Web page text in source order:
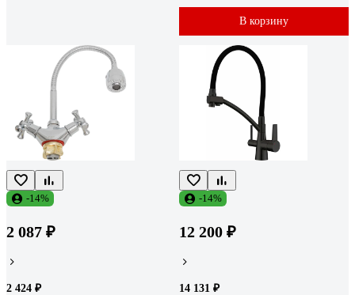
В корзину
-14%
2 087 ₽
2 424 ₽
-14%
12 200 ₽
14 131 ₽